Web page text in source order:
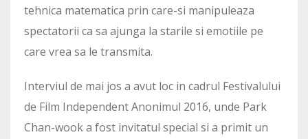
tehnica matematica prin care-si manipuleaza
spectatorii ca sa ajunga la starile si emotiile pe
care vrea sa le transmita.
Interviul de mai jos a avut loc in cadrul Festivalului
de Film Independent Anonimul 2016, unde Park
Chan-wook a fost invitatul special si a primit un